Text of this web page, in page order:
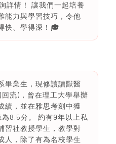
詳情！ 讓我們一起培養
能力與學習技巧，令他
快、學得深！🎓
畢業生，現修讀讀獸醫
流)，曾在理工大學舉辦
績，並在雅思考刻中獲
8.5分。 約有9年以上私
習社教授學生，教學對
人，除了有為名校學生